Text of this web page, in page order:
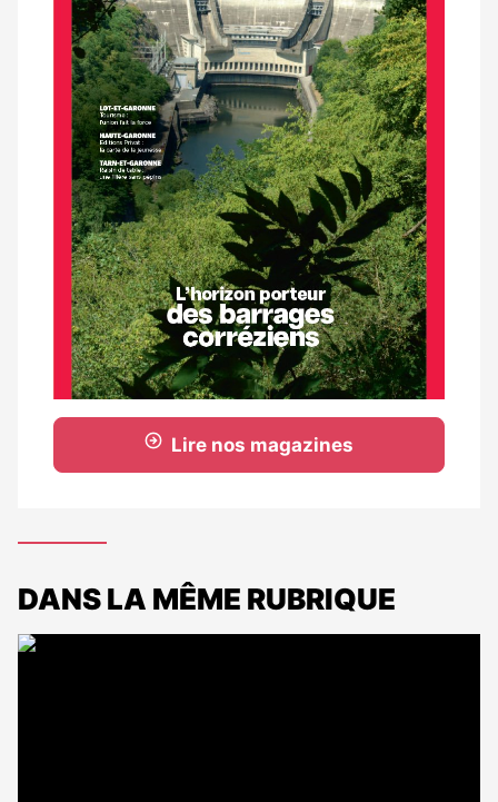
Lire nos magazines
DANS LA MÊME RUBRIQUE